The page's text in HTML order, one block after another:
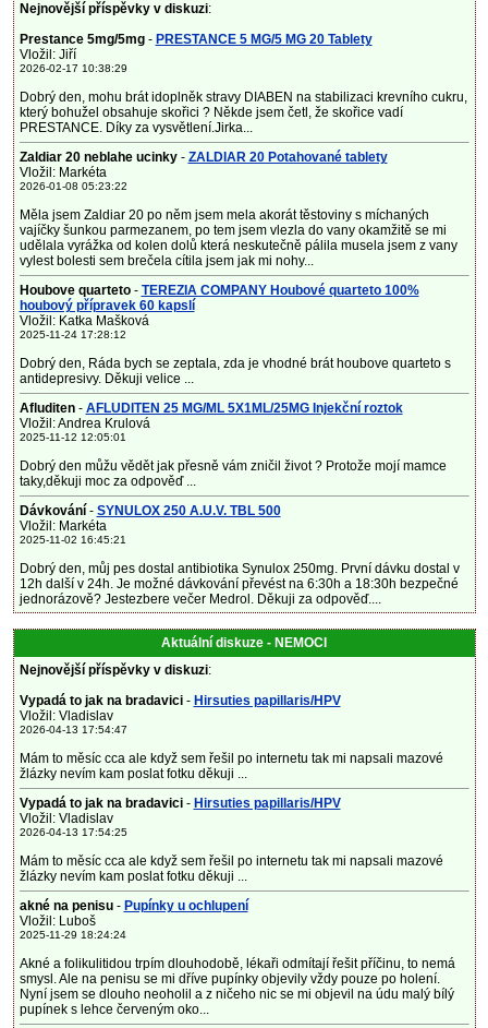
Nejnovější příspěvky v diskuzi:
Prestance 5mg/5mg- PRESTANCE 5 MG/5 MG 20 Tablety
Vložil: Jiří
2026-02-17 10:38:29
Dobrý den, mohu brát idoplněk stravy DIABEN na stabilizaci krevního cukru,
který bohužel obsahuje skořici ? Někde jsem četl, že skořice vadí
PRESTANCE. Díky za vysvětlení.Jirka...
Zaldiar 20 neblahe ucinky- ZALDIAR 20 Potahované tablety
Vložil: Markéta
2026-01-08 05:23:22
Měla jsem Zaldiar 20 po něm jsem mela akorát těstoviny s míchaných
vajíčky šunkou parmezanem, po tem jsem vlezla do vany okamžitě se mi
udělala vyrážka od kolen dolů která neskutečně pálila musela jsem z vany
vylest bolesti sem brečela cítila jsem jak mi nohy...
Houbove quarteto- TEREZIA COMPANY Houbové quarteto 100%
houbový přípravek 60 kapslí
Vložil: Katka Mašková
2025-11-24 17:28:12
Dobrý den, Ráda bych se zeptala, zda je vhodné brát houbove quarteto s
antidepresivy. Děkuji velice ...
Afluditen- AFLUDITEN 25 MG/ML 5X1ML/25MG Injekční roztok
Vložil: Andrea Krulová
2025-11-12 12:05:01
Dobrý den můžu vědět jak přesně vám zničil život ? Protože mojí mamce
taky,děkuji moc za odpověď ...
Dávkování - SYNULOX 250 A.U.V. TBL 500
Vložil: Markéta
2025-11-02 16:45:21
Dobrý den, můj pes dostal antibiotika Synulox 250mg. První dávku dostal v
12h další v 24h. Je možné dávkování převést na 6:30h a 18:30h bezpečné
jednorázově? Jestezbere večer Medrol. Děkuji za odpověď....
Aktuální diskuze - NEMOCI
Nejnovější příspěvky v diskuzi:
Vypadá to jak na bradavici - Hirsuties papillaris/HPV
Vložil: Vladislav
2026-04-13 17:54:47
Mám to měsíc cca ale když sem řešil po internetu tak mi napsali mazové
žlázky nevím kam poslat fotku děkuji ...
Vypadá to jak na bradavici - Hirsuties papillaris/HPV
Vložil: Vladislav
2026-04-13 17:54:25
Mám to měsíc cca ale když sem řešil po internetu tak mi napsali mazové
žlázky nevím kam poslat fotku děkuji ...
akné na penisu- Pupínky u ochlupení
Vložil: Luboš
2025-11-29 18:24:24
Akné a folikulitidou trpím dlouhodobě, lékaři odmítají řešit příčinu, to nemá
smysl. Ale na penisu se mi dříve pupínky objevily vždy pouze po holení.
Nyní jsem se dlouho neoholil a z ničeho nic se mi objevil na údu malý bílý
pupínek s lehce červeným oko...